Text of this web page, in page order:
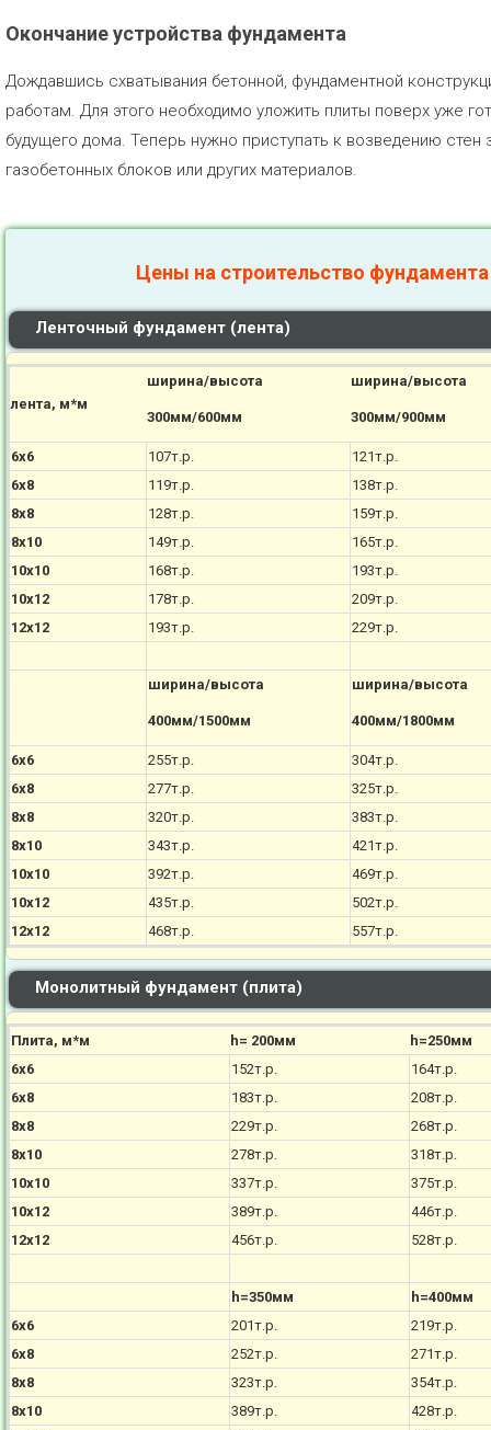
Окончание устройства фундамента
Дождавшись схватывания бетонной, фундаментной
работам. Для этого необходимо уложить плиты поверх уже
будущего дома. Теперь нужно приступать к возведению стен
газобетонных блоков или других материалов.
Цены на строительство
Ленточный фундамент (лента)
лента, м*м
ширина/высота
300мм/600мм
ширина/высота
300мм/900мм
6х6 107т.р.
121т.р.
6х8
119т.р.
138т.р.
8х8
128т.р.
159т.р.
8х10
149т.р.
165т.р.
10х10
168т.р.
193т.р.
10х12
178т.р.
209т.р.
12х12
193т.р. 229т.р.
ширина/высота
400мм/1500мм
ширина/высота
400мм/1800мм
6х6 255т.р.
304т.р.
6х8
277т.р.
325т.р.
8х8
320т.р.
383т.р.
8х10
343т.р.
421т.р.
10х10
392т.р.
469т.р.
10х12
435т.р.
502т.р.
12х12
468т.р. 557т.р.
Монолитный фундамент (плита)
Плита, м*м h= 200мм
h=250мм
6х6
152т.р.
164т.р.
6х8
183т.р.
208т.р.
8х8
229т.р.
268т.р.
8х10
278т.р.
318т.р.
10х10
337т.р.
375т.р.
10х12
389т.р.
446т.р.
12х12
456т.р. 528т.р.
h=350мм
h=400мм
6х6
201т.р.
219т.р.
6х8
252т.р.
271т.р.
8х8
323т.р.
354т.р.
8х10
389т.р.
428т.р.